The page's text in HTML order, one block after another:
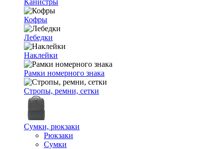
Канистры
Кофры
Лебедки
Наклейки
Рамки номерного знака
Стропы, ремни, сетки
Сумки, рюкзаки
Рюкзаки
Сумки